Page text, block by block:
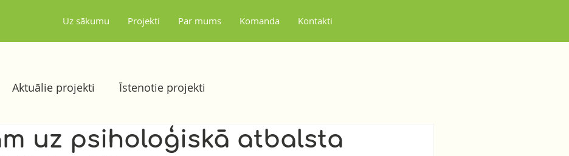
Uz sākumu Projekti Par mums Komanda Kontakti
Aktuālie projekti Īstenotie projekti
uz psiholoģiskā atbalsta